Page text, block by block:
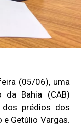
(05/06), uma
da Bahia (CAB)
prédios dos
e Getúlio Vargas.